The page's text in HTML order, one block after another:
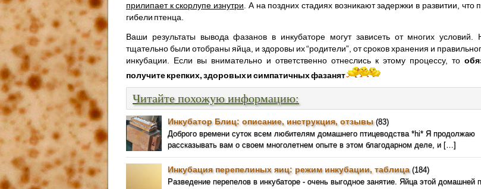
прилипает к скорлупе изнутри. А на поздних стадиях возникают задержки в развитии, что
гибели птенца.
Ваши результаты вывода фазанов в инкубаторе могут зависеть от многих условий.
тщательно были отобраны яйца, и здоровы их “родители”, от сроков хранения и
инкубации. Если вы внимательно и ответственно отнеслись к этому процессу, то
получите крепких, здоровых и симпатичных фазанят
Читайте похожую информацию:
Инкубатор Блиц: описание, инструкция, отзывы(83)
Доброго времени суток всем любителям домашнего птицеводства *hi* Я продолжаю
рассказывать вам о своем многолетнем опыте в этом благодарном деле, и […]
Инкубация перепелиных яиц: режим инкубации, таблица(184)
Разведение перепелов в инкубаторе - очень выгодное занятие. Яйца этой домашней